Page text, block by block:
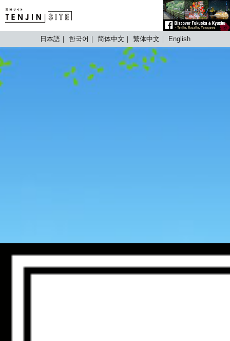
TENJIN SITE
日本語 한국어 简体中文 繁体中文 English